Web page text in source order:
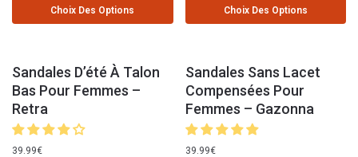
Choix Des Options Choix Des Options
Sandales D’été À Talon
Bas Pour Femmes –
Retra
39.99€
Sandales Sans Lacet
Compensées Pour
Femmes – Gazonna
39.99€